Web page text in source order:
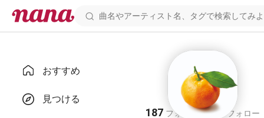
おすすめ
見つける
星矢
187 フォロワー235
フォロー